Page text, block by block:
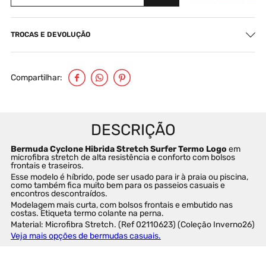
TROCAS E DEVOLUÇÃO
Compartilhar
Bermuda Cyclone Hibrida Stretch Surfer Termo Logo em
microfibra stretch de alta resistência e conforto com bolsos
frontais e traseiros.
Esse modelo é híbrido, pode ser usado para ir à praia ou piscina,
como também fica muito bem para os passeios casuais e
encontros descontraídos.
Modelagem mais curta, com bolsos frontais e embutido nas
costas. Etiqueta termo colante na perna.
Material: Microfibra Stretch. (Ref 02110623) (Coleção Inverno26)
Veja mais opções de bermudas casuais.